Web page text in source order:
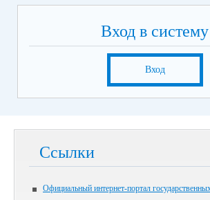
Вход в систему
Вход
Ссылки
Официальный интернет-портал